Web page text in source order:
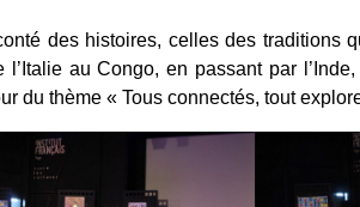
des histoires, celles des traditions
au Congo, en passant par
du thème « Tous connectés, tout